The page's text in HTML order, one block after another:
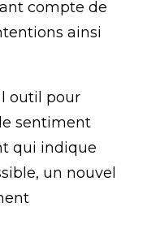
compte de
ainsi
outil pour
sentiment
qui indique
un nouvel